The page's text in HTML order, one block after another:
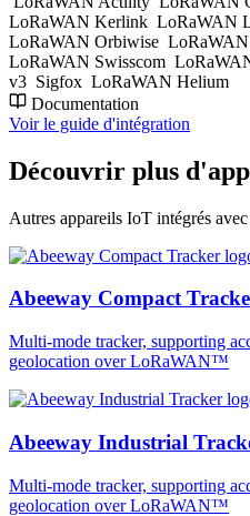
LoRaWAN Kerlink LoRaWAN
LoRaWAN Orbiwise LoRaWAN
LoRaWAN Swisscom
v3 Sigfox LoRaWAN Helium
Documentation
Voir le guide d'intégration
Découvrir plus
Autres appareils IoT intégrés
Abeeway Compact
Multi-mode tracker, supporting
geolocation over LoRaWAN™
Abeeway Industrial
Multi-mode tracker, supporting
geolocation over LoRaWAN™